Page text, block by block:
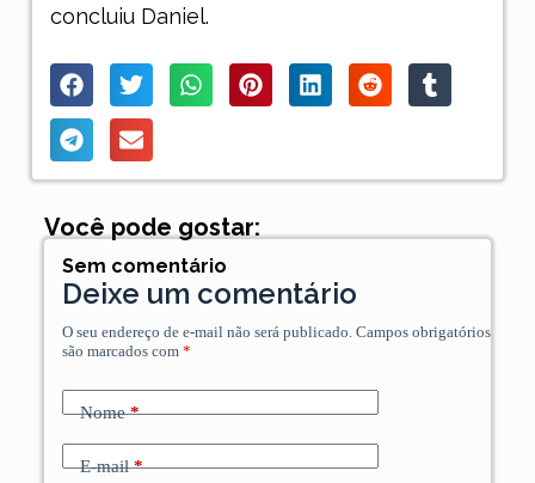
concluiu Daniel.
Você pode gostar:
Sem comentário
Deixe um comentário
O seu endereço de e-mail não será publicado. Campos obrigatórios
são marcados com *
Nome*
E-mail*